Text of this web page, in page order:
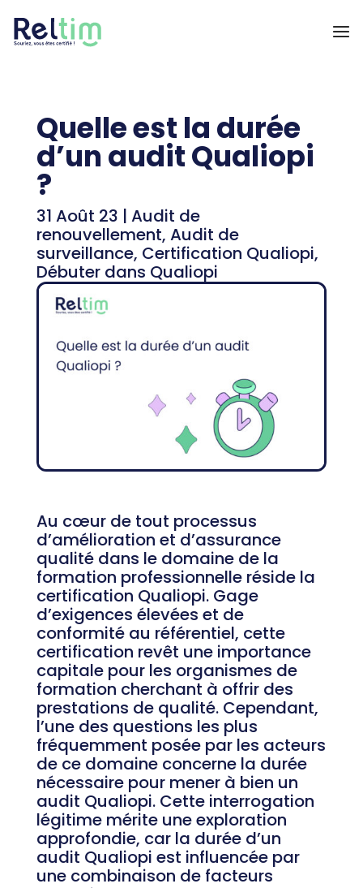
Quelle est la durée
d’un audit Qualiopi
?
31 Août 23 | Audit de
renouvellement, Audit de
surveillance, Certification Qualiopi,
Débuter dans Qualiopi
Au cœur de tout processus
d’amélioration et d’assurance
qualité dans le domaine de la
formation professionnelle réside la
certification Qualiopi. Gage
d’exigences élevées et de
conformité au référentiel, cette
certification revêt une importance
capitale pour les organismes de
formation cherchant à offrir des
prestations de qualité. Cependant,
l’une des questions les plus
fréquemment posée par les acteurs
de ce domaine concerne la durée
nécessaire pour mener à bien un
audit Qualiopi. Cette interrogation
légitime mérite une exploration
approfondie, car la durée d’un
audit Qualiopi est influencée par
une combinaison de facteurs